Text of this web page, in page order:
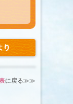
り
に戻る≫≫